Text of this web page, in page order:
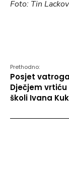
Foto: Tin
Prethodno:
Posjet
Dječjem
školi Ivana